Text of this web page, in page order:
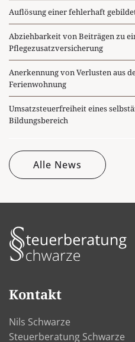
Auflösung einer fehlerhaft
Abziehbarkeit von Beiträgen zu
Pflegezusatzversicherung
Anerkennung von Verlusten aus
Ferienwohnung
Umsatzsteuerfreiheit eines
Bildungsbereich
Alle News
Kontakt
Nils Schwarze
Steuerberatung Schwarze